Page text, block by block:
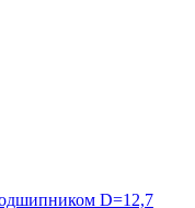
D=12,7